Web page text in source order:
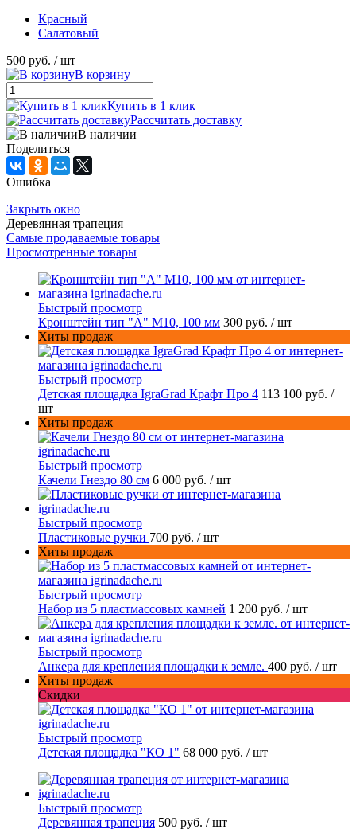
Красный
Салатовый
500 руб. / шт
В корзину
Купить в 1 клик
Рассчитать доставку
В наличии
Поделиться
Ошибка
Закрыть окно
Деревянная трапеция
Самые продаваемые товары
Просмотренные товары
Быстрый просмотр
Кронштейн тип "A" M10, 100 мм 300 руб. / шт
Хиты продаж
Быстрый просмотр
Детская площадка IgraGrad Крафт Про 4 113 100 руб. /
шт
Хиты продаж
Быстрый просмотр
Качели Гнездо 80 см 6 000 руб. / шт
Быстрый просмотр
Пластиковые ручки 700 руб. / шт
Хиты продаж
Быстрый просмотр
Набор из 5 пластмассовых камней 1 200 руб. / шт
Быстрый просмотр
Анкера для крепления площадки к земле. 400 руб. / шт
Хиты продаж
Скидки
Быстрый просмотр
Детская площадка "КО 1" 68 000 руб. / шт
Быстрый просмотр
Деревянная трапеция 500 руб. / шт